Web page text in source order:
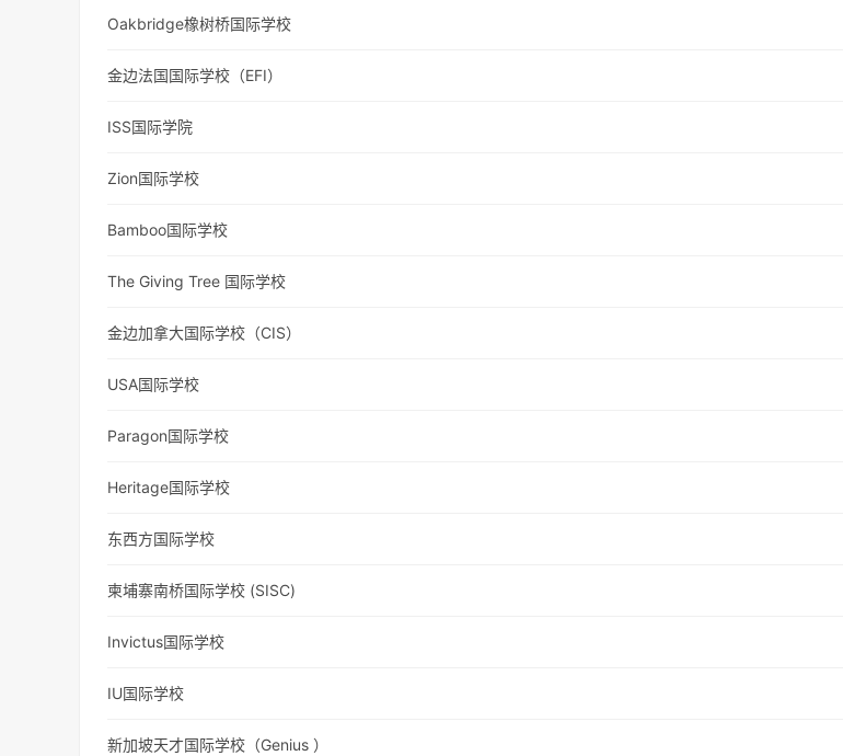
Oakbridge橡树桥国际学校
金边法国国际学校（EFI）
ISS国际学院
Zion国际学校
Bamboo国际学校
The Giving Tree 国际学校
金边加拿大国际学校（CIS）
USA国际学校
Paragon国际学校
Heritage国际学校
东西方国际学校
柬埔寨南桥国际学校 (SISC)
Invictus国际学校
IU国际学校
新加坡天才国际学校（Genius ）